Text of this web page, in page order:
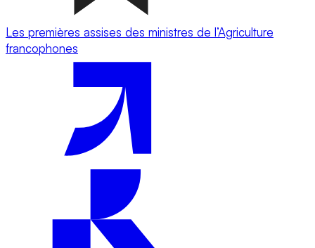
Les premières assises des ministres de l’Agriculture
francophones